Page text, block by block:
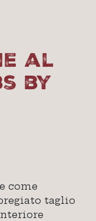
al
by
come
taglio